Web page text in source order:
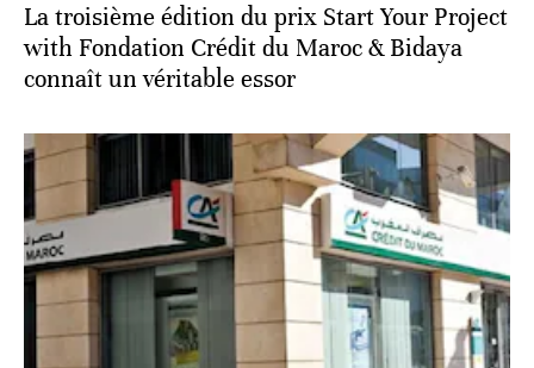
La troisième édition du prix Start Your Project
with Fondation Crédit du Maroc & Bidaya
connaît un véritable essor